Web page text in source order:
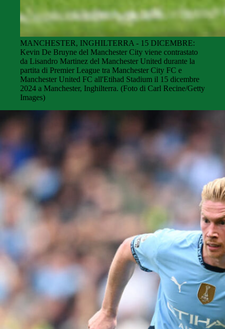
MANCHESTER, INGHILTERRA - 15 DICEMBRE:
Kevin De Bruyne del Manchester City viene contrastato
da Lisandro Martinez del Manchester United durante la
partita di Premier League tra Manchester City FC e
Manchester United FC all'Etihad Stadium il 15 dicembre
2024 a Manchester, Inghilterra. (Foto di Carl Recine/Getty
Images)